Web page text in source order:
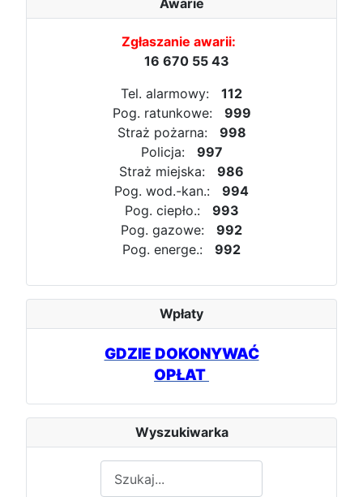
Awarie
Zgłaszanie awarii:
16 670 55 43
Tel. alarmowy: 112
Pog. ratunkowe: 999
Straż pożarna: 998
Policja: 997
Straż miejska: 986
Pog. wod.-kan.: 994
Pog. ciepło.: 993
Pog. gazowe: 992
Pog. energe.: 992
Wpłaty
GDZIE DOKONYWAĆ
OPŁAT
Wyszukiwarka